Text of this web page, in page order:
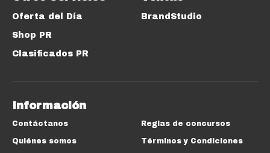
Oferta del Día
Shop PR
Clasificados PR
BrandStudio
Información
Contáctanos
Quiénes somos
Reglas de concursos
Términos y Condiciones